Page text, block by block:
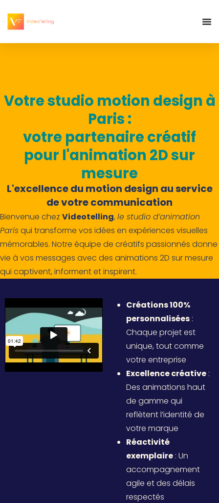
Votre studio motion design à
Paris :
votre partenaire créatif
pour l'animation 2D sur
mesure
L'excellence du motion design au service
de votre communication
Bienvenue chez Videotelling, le studio d’animation
Parisqui transforme vos idées en expériences visuelles
mémorables. Notre équipe de créatifs passionnés donne
vie à vos messages avec des animations 2D sur mesure
qui captivent, informent et inspirent.
Créations 100%
personnalisées :
Chaque projet est
unique, tout comme
votre entreprise
Excellence créative :
Des animations haut
de gamme qui
reflètent l’identité de
votre marque
Réactivité
exemplaire : Un
accompagnement
agile et des délais
respectés